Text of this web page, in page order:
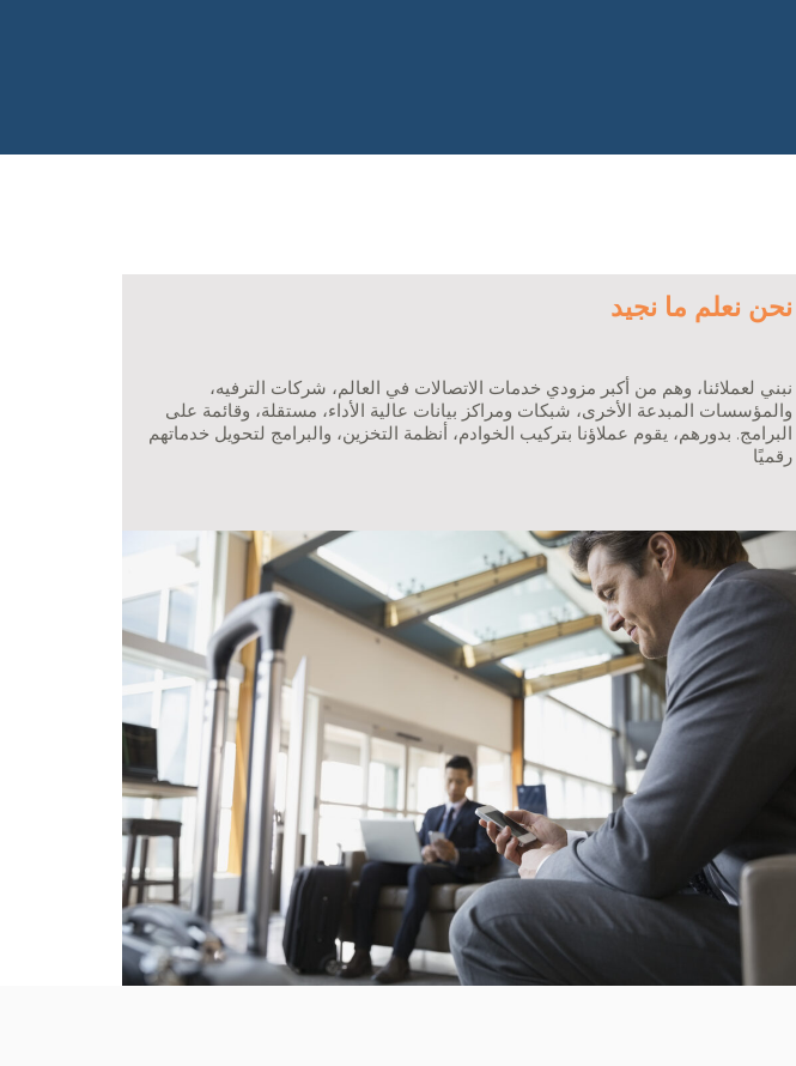
نحن نعلم ما نجيد
نبني لعملائنا، وهم من أكبر مزودي خدمات الاتصالات في العالم، شركات الترفيه،
والمؤسسات المبدعة الأخرى، شبكات ومراكز بيانات عالية الأداء، مستقلة، وقائمة على
البرامج. بدورهم، يقوم عملاؤنا بتركيب الخوادم، أنظمة التخزين، والبرامج لتحويل خدماتهم
رقميًا